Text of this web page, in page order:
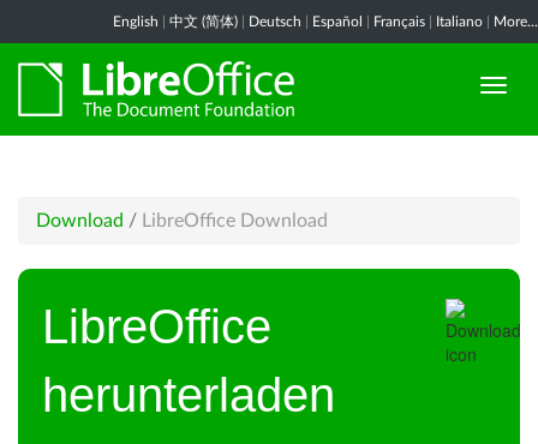
English 中文 (简体) Deutsch Español Français Italiano More...
Download / LibreOffice Download
LibreOffice
herunterladen